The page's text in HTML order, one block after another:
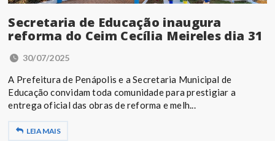
Secretaria de Educação inaugura
reforma do Ceim Cecília Meireles dia 31
30/07/2025
A Prefeitura de Penápolis e a Secretaria Municipal de
Educação convidam toda comunidade para prestigiar a
entrega oficial das obras de reforma e melh...
LEIA MAIS